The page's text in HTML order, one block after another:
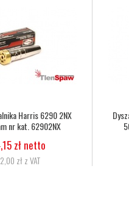
Wąż tlenowo-acetylenowy duet fi
6,3mm, 8,0mm nr kat.
11,06 zł netto